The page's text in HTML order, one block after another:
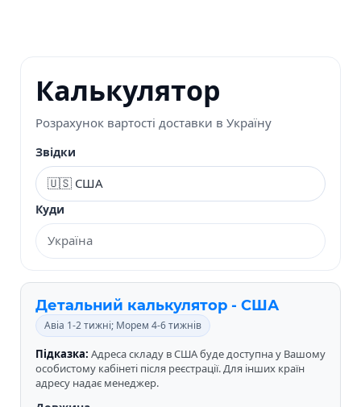
Калькулятор
Розрахунок вартості доставки в Україну
Звідки
Куди
Детальний калькулятор - США
Авіа 1-2 тижні; Морем 4-6 тижнів
Підказка: Адреса складу в США буде доступна у Вашому
особистому кабінеті після реєстрації. Для інших країн
адресу надає менеджер.